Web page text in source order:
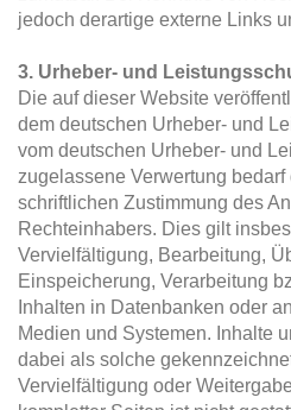
jedoch derartige externe Links
3. Urheber- und
Die auf dieser Website
dem deutschen Urheber- und
vom deutschen Urheber- und
zugelassene Verwertung bedarf
schriftlichen Zustimmung des
Rechteinhabers. Dies gilt
Vervielfältigung, Bearbeitung,
Einspeicherung, Verarbeitung
Inhalten in Datenbanken oder
Medien und Systemen. Inhalte
dabei als solche
Vervielfältigung oder